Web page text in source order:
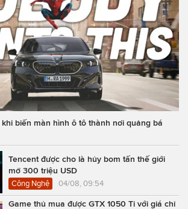
biến màn hình ô tô thành nơi quảng bá
Tencent được cho là hủy bom tấn thế giới
mở 300 triệu USD
Công Nghệ 04/08, 09:54
Game thủ mua được GTX 1050 Ti với giá chỉ